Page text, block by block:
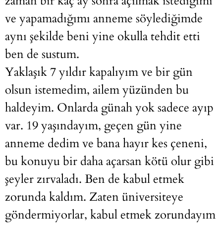
ve yapamadığımı anneme söylediğimde
aynı şekilde beni yine okulla tehdit etti
ben de sustum.
Yaklaşık 7 yıldır kapalıyım ve bir gün
olsun istemedim, ailem yüzünden bu
haldeyim. Onlarda günah yok sadece ayıp
var. 19 yaşındayım, geçen gün yine
anneme dedim ve bana hayır kes çeneni,
bu konuyu bir daha açarsan kötü olur gibi
şeyler zırvaladı. Ben de kabul etmek
zorunda kaldım. Zaten üniversiteye
göndermiyorlar, kabul etmek zorundayım